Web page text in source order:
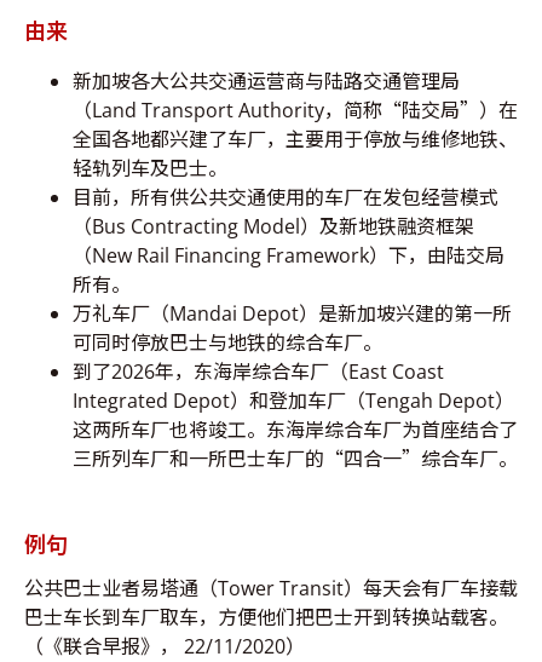
由来
新加坡各大公共交通运营商与陆路交通管理局
（Land Transport Authority，简称“陆交局”）在
全国各地都兴建了车厂，主要用于停放与维修地铁、
轻轨列车及巴士。
目前，所有供公共交通使用的车厂在发包经营模式
（Bus Contracting Model）及新地铁融资框架
（New Rail Financing Framework）下，由陆交局
所有。
万礼车厂（Mandai Depot）是新加坡兴建的第一所
可同时停放巴士与地铁的综合车厂。
到了2026年，东海岸综合车厂（East Coast
Integrated Depot）和登加车厂（Tengah Depot）
这两所车厂也将竣工。东海岸综合车厂为首座结合了
三所列车厂和一所巴士车厂的“四合一”综合车厂。
例句
公共巴士业者易塔通（Tower Transit）每天会有厂车接载
巴士车长到车厂取车，方便他们把巴士开到转换站载客。
（《联合早报》， 22/11/2020）